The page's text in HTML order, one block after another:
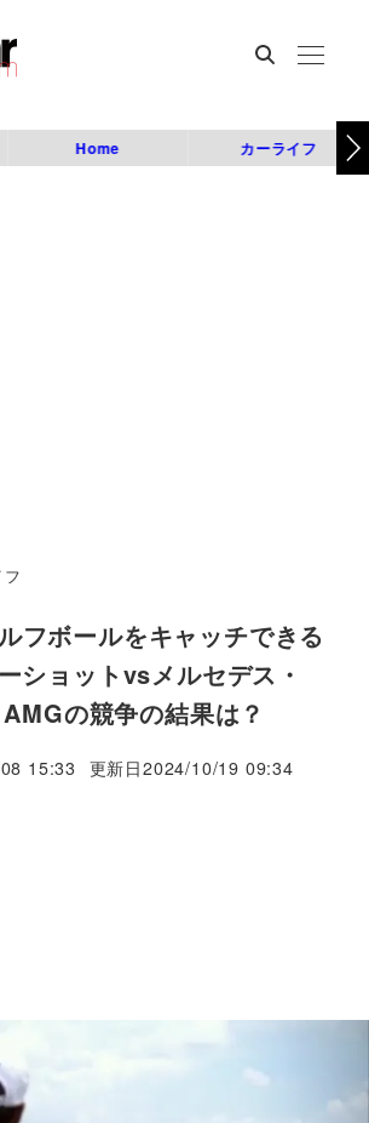
Home カーライフ
フボールをキャッチできる
ョットvsメルセデス・
の競争の結果は？
15:33 更新日2024/10/19 09:34